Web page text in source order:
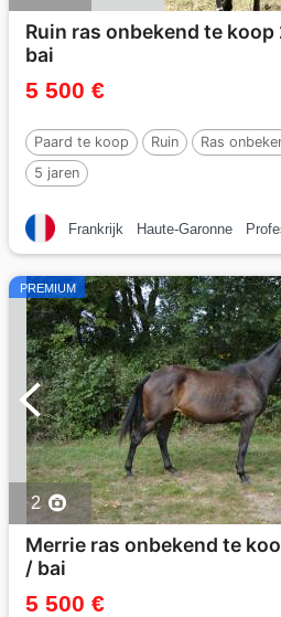
Ruin ras onbekend te
bai
5 500 €
Paard te koop Ruin Ras
5 jaren
Frankrijk Haute-Garonne
PREMIUM
2
Merrie ras onbekend te
/ bai
5 500 €